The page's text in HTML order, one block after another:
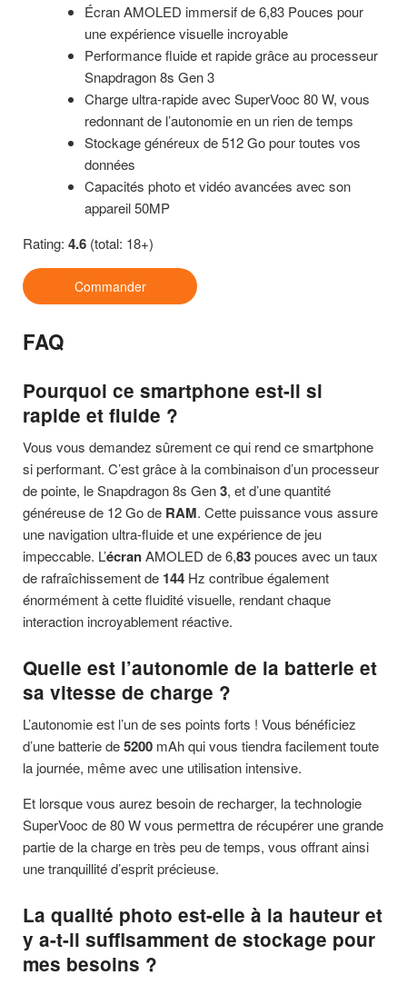
Écran AMOLED immersif de 6,83 Pouces pour
une expérience visuelle incroyable
Performance fluide et rapide grâce au processeur
Snapdragon 8s Gen 3
Charge ultra-rapide avec SuperVooc 80 W, vous
redonnant de l’autonomie en un rien de temps
Stockage généreux de 512 Go pour toutes vos
données
Capacités photo et vidéo avancées avec son
appareil 50MP
Rating: 4.6 (total: 18+)
Commander
FAQ
Pourquoi ce smartphone est-il si
rapide et fluide ?
Vous vous demandez sûrement ce qui rend ce smartphone
si performant. C’est grâce à la combinaison d’un processeur
de pointe, le Snapdragon 8s Gen3, et d’une quantité
généreuse de 12 Go de RAM. Cette puissance vous assure
une navigation ultra-fluide et une expérience de jeu
impeccable. L’écranAMOLED de 6,83pouces avec un taux
de rafraîchissement de 144 Hz contribue également
énormément à cette fluidité visuelle, rendant chaque
interaction incroyablement réactive.
Quelle est l’autonomie de la batterie et
sa vitesse de charge ?
L’autonomie est l’un de ses points forts ! Vous bénéficiez
d’une batterie de5200 mAh qui vous tiendra facilement toute
la journée, même avec une utilisation intensive.
Et lorsque vous aurez besoin de recharger, la technologie
SuperVooc de 80 W vous permettra de récupérer une grande
partie de la charge en très peu de temps, vous offrant ainsi
une tranquillité d’esprit précieuse.
La qualité photo est-elle à la hauteur et
y a-t-il suffisamment de stockage pour
mes besoins ?